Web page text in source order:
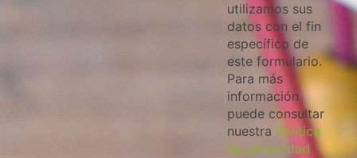
utilizamos sus
datos con el fin
específico de
este formulario.
Para más
información
puede consultar
nuestra Política
de privacidad